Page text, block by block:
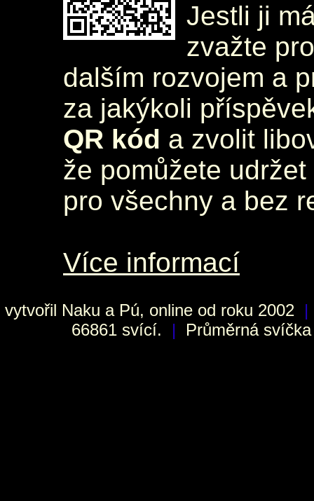
Jestli ji
zvažte
dalším rozvojem a
za jakýkoli
QR kód a zvolit
že pomůžete
pro všechny a bez
Více informací
vytvořil Naku a Pú, online od roku 2002 |
66861 svící.
| Průměrná